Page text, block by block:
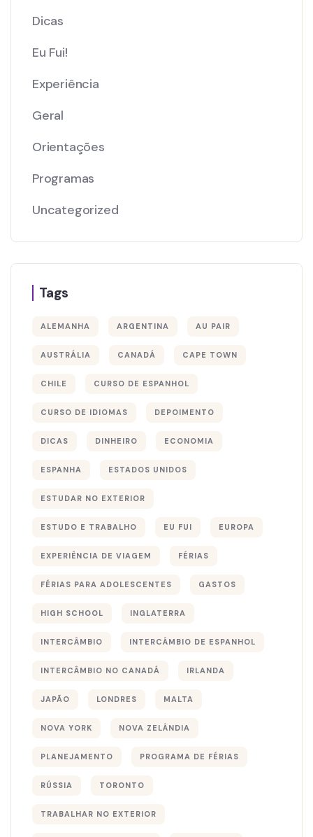
Dicas
Eu Fui!
Experiência
Geral
Orientações
Programas
Uncategorized
Tags
ALEMANHA ARGENTINA AU PAIR
AUSTRÁLIA CANADÁ CAPE TOWN
CHILE CURSO DE ESPANHOL
CURSO DE IDIOMAS DEPOIMENTO
DICAS DINHEIRO ECONOMIA
ESPANHA ESTADOS UNIDOS
ESTUDAR NO EXTERIOR
ESTUDO E TRABALHO EU FUI EUROPA
EXPERIÊNCIA DE VIAGEM FÉRIAS
FÉRIAS PARA ADOLESCENTES GASTOS
HIGH SCHOOL INGLATERRA
INTERCÂMBIO INTERCÂMBIO DE ESPANHOL
INTERCÂMBIO NO CANADÁ IRLANDA
JAPÃO LONDRES MALTA
NOVA YORK NOVA ZELÂNDIA
PLANEJAMENTO PROGRAMA DE FÉRIAS
RÚSSIA TORONTO
TRABALHAR NO EXTERIOR